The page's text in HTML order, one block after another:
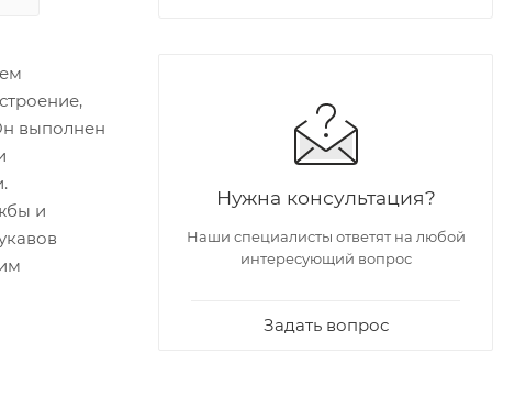
выполнен
и
Нужна консультация?
Наши специалисты ответят на любой
интересующий вопрос
Задать вопрос